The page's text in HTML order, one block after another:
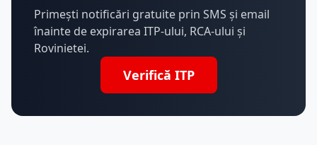
Primești notificări gratuite prin SMS și email
înainte de expirarea ITP-ului, RCA-ului și
Rovinietei.
Verifică ITP